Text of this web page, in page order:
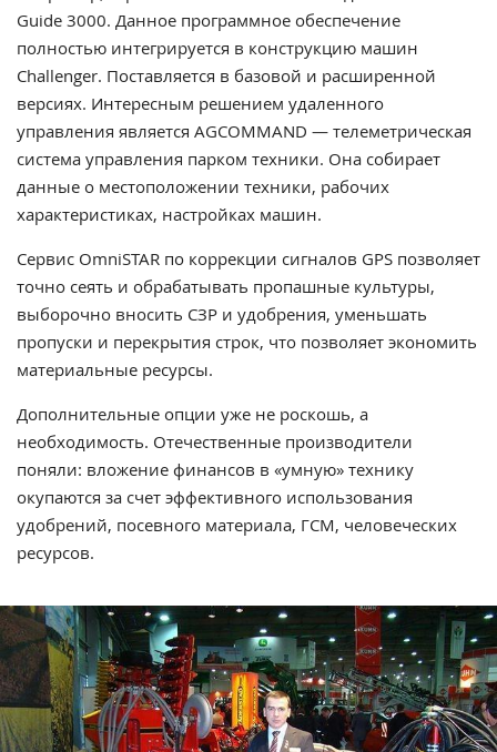
Guide 3000. Данное программное обеспечение
полностью интегрируется в конструкцию машин
Challenger. Поставляется в базовой и расширенной
версиях. Интересным решением удаленного
управления является AGCOMMAND — телеметрическая
система управления парком техники. Она собирает
данные о местоположении техники, рабочих
характеристиках, настройках машин.
Сервис OmniSTAR по коррекции сигналов GPS позволяет
точно сеять и обрабатывать пропашные культуры,
выборочно вносить СЗР и удобрения, уменьшать
пропуски и перекрытия строк, что позволяет экономить
материальные ресурсы.
Дополнительные опции уже не роскошь, а
необходимость. Отечественные производители
поняли: вложение финансов в «умную» технику
окупаются за счет эффективного использования
удобрений, посевного материала, ГСМ, человеческих
ресурсов.